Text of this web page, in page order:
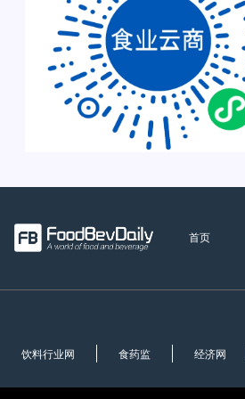
首页
饮料行业网 食药监 经济网